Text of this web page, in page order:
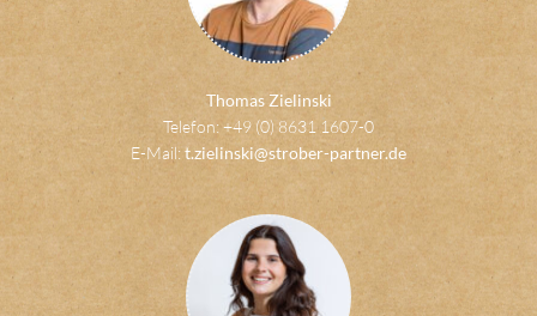
Thomas Zielinski
Telefon: +49 (0) 8631 1607-0
E-Mail: t.zielinski@strober-partner.de